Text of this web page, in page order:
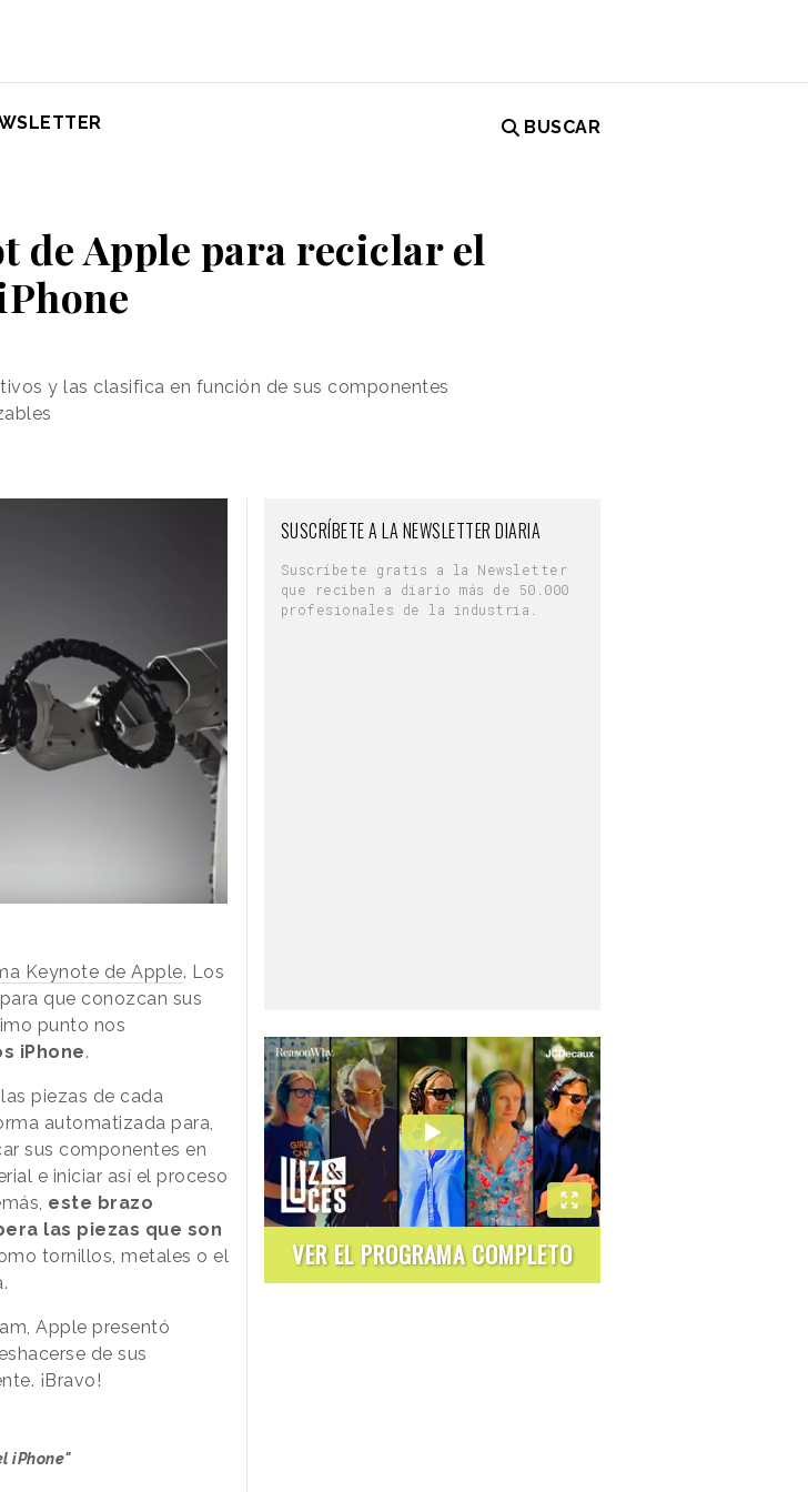
BUSCAR
de Apple para reciclar el
y las clasifica en función de sus componentes
Keynote de Apple. Los
que conozcan sus
punto nos
iPhone.
piezas de cada
automatizada para,
sus componentes en
e iniciar así el proceso
este brazo
las piezas que son
tornillos, metales o el
Apple presentó
de sus
¡Bravo!
iPhone"
SUSCRÍBETE A LA NEWSLETTER DIARIA
Suscríbete gratis a la Newsletter
que reciben a diario más de 50.000
profesionales de la industria.
VER EL PROGRAMA COMPLETO